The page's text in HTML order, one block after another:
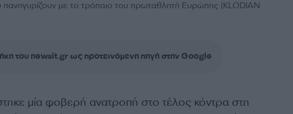
πανηγυρίζουν με το τρόπαιο του πρωταθλητή Ευρώπης (KLODIAN
του newsit.gr ως προτεινόμενη πηγή στην Google
μία φοβερή ανατροπή στο τέλος κόντρα στη